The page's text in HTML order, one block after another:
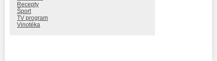
Recepty
Šport
TV program
Vinotéka